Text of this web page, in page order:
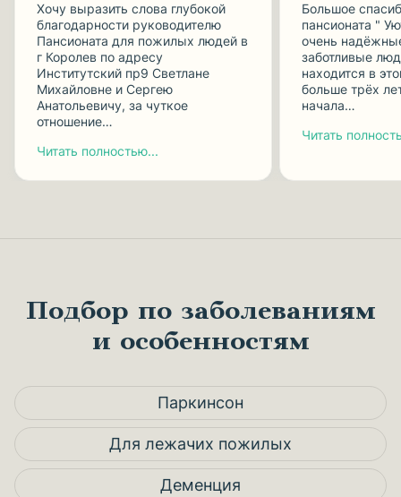
Хочу выразить слова глубокой
благодарности руководителю
Пансионата для пожилых людей в
г Королев по адресу
Институтский пр9 Светлане
Михайловне и Сергею
Анатольевичу, за чуткое
отношение…
Читать полностью...
Большое
пансионата "
очень
заботливые
находится в
больше трёх
начала…
Читать
Подбор по заболеваниям
и особенностям
Паркинсон
Для лежачих пожилых
Деменция